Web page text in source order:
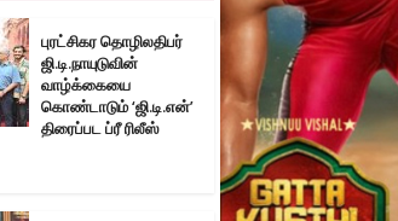
புரட்சிகர தொழிலதிபர்
ஜி.டி.நாயுடுவின்
வாழ்க்கையை
கொண்டாடும் ‘ஜி.டி.என்’
திரைப்பட ப்ரீ ரிலீஸ்